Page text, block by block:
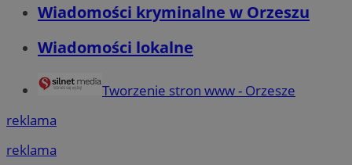
Wiadomości kryminalne w Orzeszu
Wiadomości lokalne
Tworzenie stron www - Orzesze
reklama
reklama